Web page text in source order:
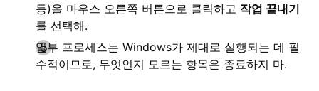
등)을 마우스 오른쪽 버튼으로 클릭하고 작업 끝내기
를 선택해.
일부 프로세스는 Windows가 제대로 실행되는 데 필
수적이므로, 무엇인지 모르는 항목은 종료하지 마.